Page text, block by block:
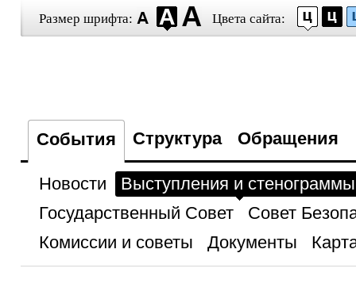
Размер шрифта: Цвета сайта:
События Структура Обращения
Новости
Выступления и стенограммы
Государственный Совет
Совет
Комиссии и советы
Документы